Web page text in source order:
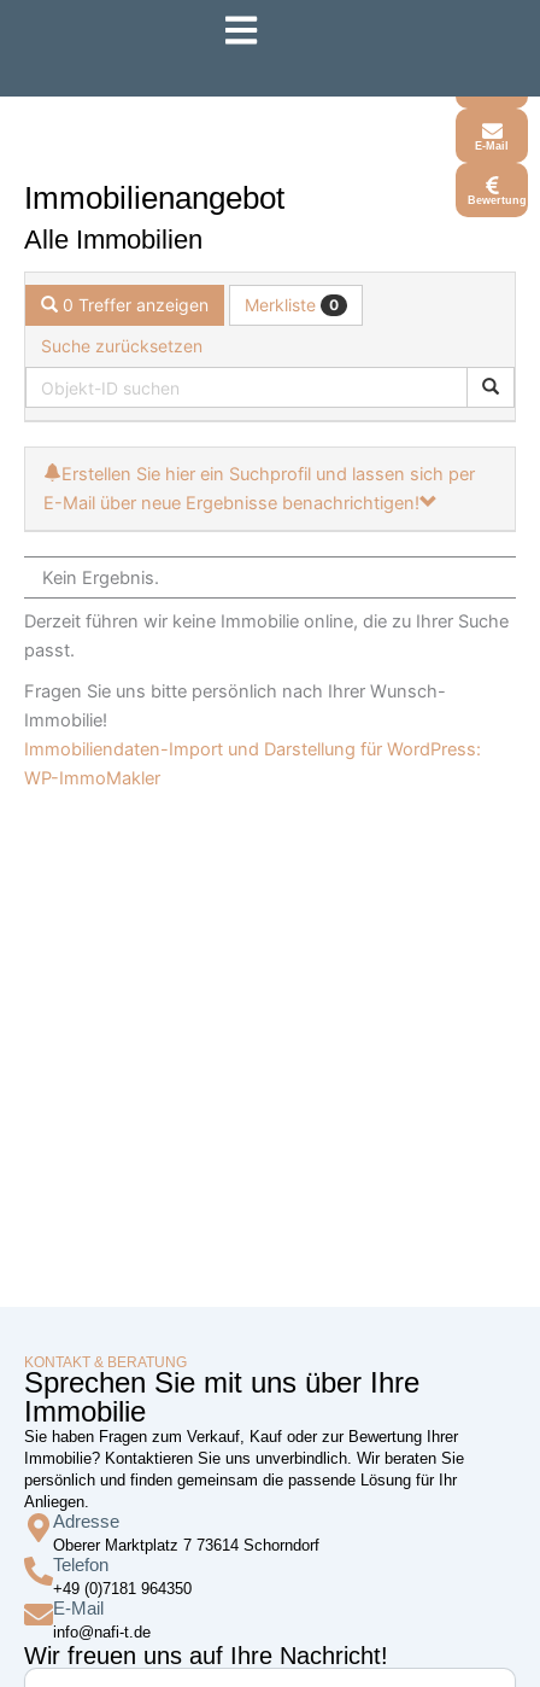
E-Mail
Bewertung
Immobilien­angebot
Alle Immobilien
0 Treffer anzeigen Merkliste 0
Suche zurücksetzen
Erstellen Sie hier ein Suchprofil und lassen sich per
E-Mail über neue Ergebnisse benachrichtigen!
Kein Ergebnis.
Derzeit führen wir keine Immobilie online, die zu Ihrer Suche
passt.
Fragen Sie uns bitte persönlich nach Ihrer Wunsch-
Immobilie!
Immobiliendaten-Import und Darstellung für WordPress:
WP-ImmoMakler
KONTAKT & BERATUNG
Sprechen Sie mit uns über Ihre
Immobilie
Sie haben Fragen zum Verkauf, Kauf oder zur Bewertung Ihrer
Immobilie? Kontaktieren Sie uns unverbindlich. Wir beraten Sie
persönlich und finden gemeinsam die passende Lösung für Ihr
Anliegen.
Adresse
Oberer Marktplatz 7 73614 Schorndorf
Telefon
+49 (0)7181 964350
E-Mail
info@nafi-t.de
Wir freuen uns auf Ihre Nachricht!
Vorname